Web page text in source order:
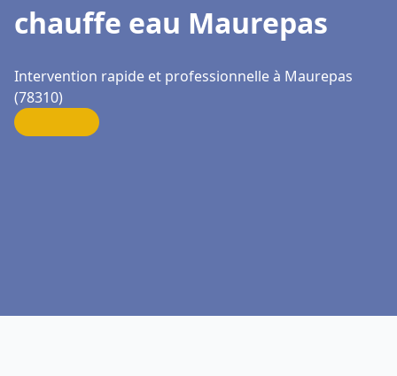
chauffe eau Maurepas
Intervention rapide et professionnelle à Maurepas
(78310)